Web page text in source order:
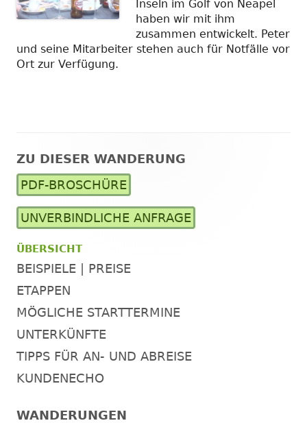
Inseln im Golf von Neapel
haben wir mit ihm
zusammen entwickelt. Peter
und seine Mitarbeiter stehen auch für Notfälle vor
Ort zur Verfügung.
Haupt-
Seitenleiste
ZU DIESER WANDERUNG
PDF-BROSCHÜRE
UNVERBINDLICHE ANFRAGE
ÜBERSICHT
BEISPIELE | PREISE
ETAPPEN
MÖGLICHE STARTTERMINE
UNTERKÜNFTE
TIPPS FÜR AN- UND ABREISE
KUNDENECHO
WANDERUNGEN